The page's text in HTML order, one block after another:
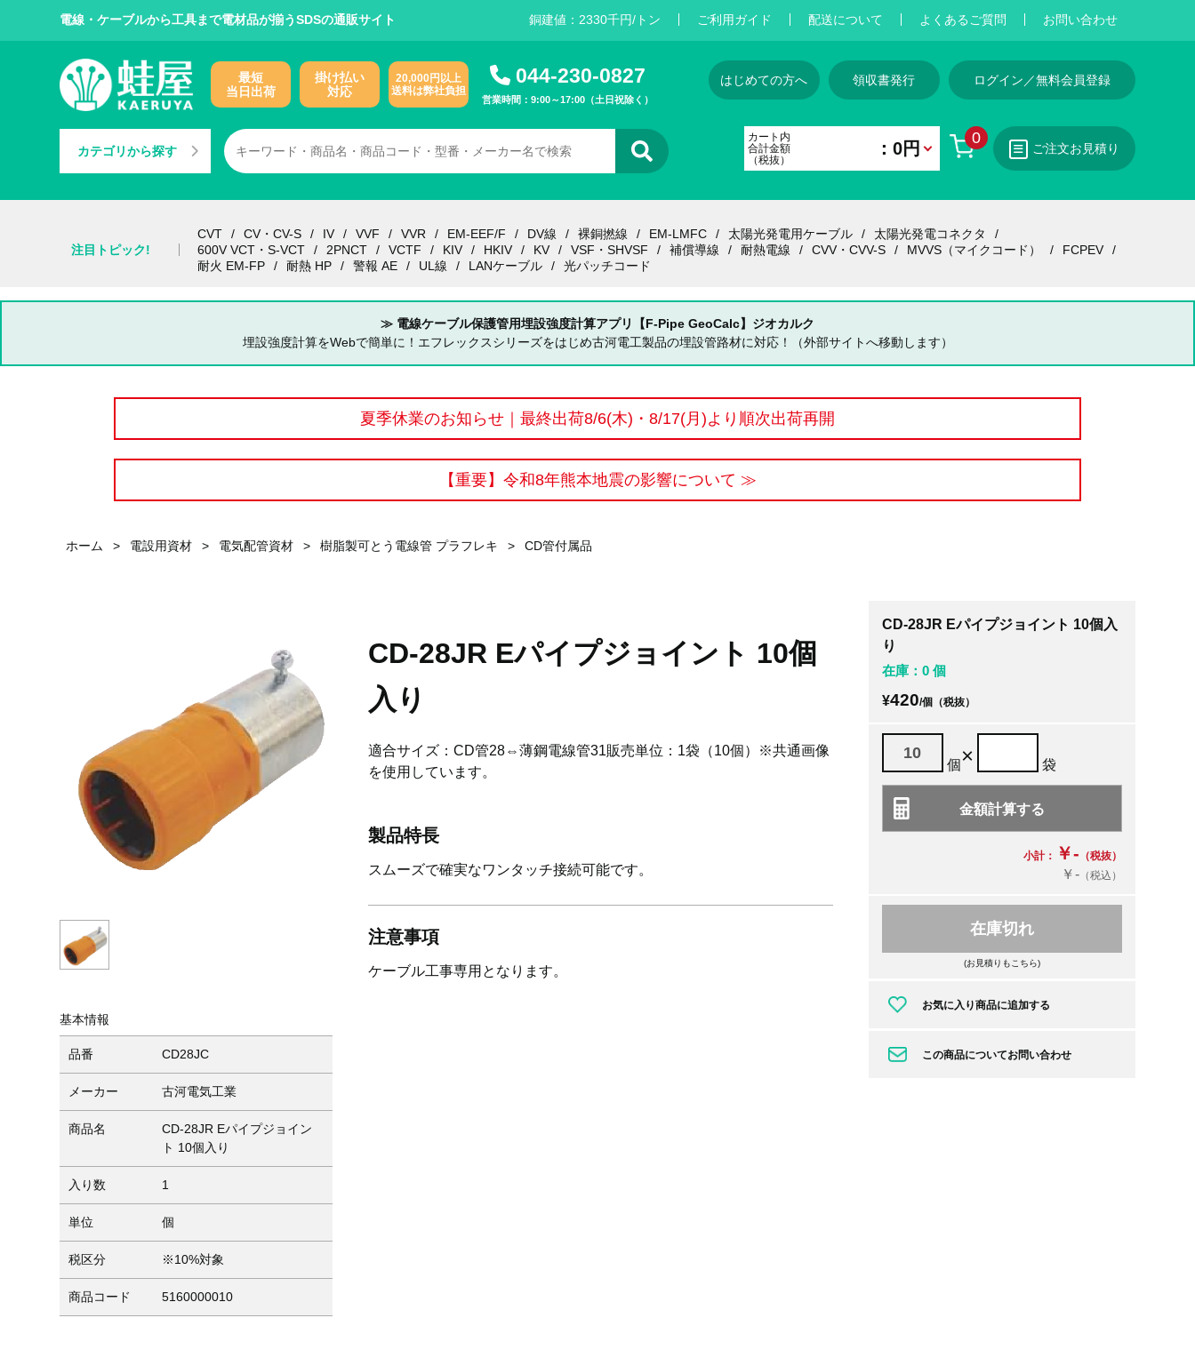
電線・ケーブルから工具まで電材品が揃うSDSの通販サイト 銅建値： 2330千円/トン ご利用ガイド 配送について よくあるご質問 お問い合わせ
最短
当日出荷
掛け払い
対応
20,000円以上
送料は弊社負担
044-230-0827
営業時間：9:00～17:00（土日祝除く）
カテゴリから探す
はじめての方へ 領収書発行 ログイン／無料会員登録
0
カート内
合計金額
（税抜）
：0円 ご注文お見積り
注目トピック!
CVT CV・CV-S IV VVF VVR EM-EEF/F DV線 裸銅撚線 EM-LMFC 太陽光発電用ケーブル
太陽光発電コネクタ
600V VCT・S-VCT
2PNCT VCTF KIV HKIV KV VSF・SHVSF 補償導線 耐熱電線 CVV・CVV-S MVVS（マイクコード）
FCPEV
耐火 EM-FP
耐熱 HP 警報 AE UL線 LANケーブル 光パッチコード
≫ 電線ケーブル保護管用埋設強度計算アプリ【F-Pipe GeoCalc】ジオカルク
埋設強度計算をWebで簡単に！エフレックスシリーズをはじめ古河電工製品の埋設管路材に対応！（外部サイトへ移動します）
夏季休業のお知らせ｜最終出荷8/6(木)・8/17(月)より順次出荷再開
【重要】令和8年熊本地震の影響について ≫
ホーム > 電設用資材 > 電気配管資材 > 樹脂製可とう電線管 プラフレキ > CD管付属品
基本情報
品番 CD28JC
メーカー 古河電気工業
商品名
CD-28JR Eパイプジョイン
ト 10個入り
入り数 1
単位 個
税区分 ※10%対象
商品コード 5160000010
CD-28JR Eパイプジョイント 10個
入り
適合サイズ：CD管28⇔薄鋼電線管31販売単位：1袋（10個）※共通画像
を使用しています。
製品特長
スムーズで確実なワンタッチ接続可能です。
注意事項
ケーブル工事専用となります。
CD-28JR Eパイプジョイント 10個入
り
在庫：0 個
¥420/個（税抜）
個× 袋
小計： ￥- （税抜）
￥-（税込）
在庫切れ
(お見積りもこちら)
お気に入り商品に追加する
この商品についてお問い合わせ